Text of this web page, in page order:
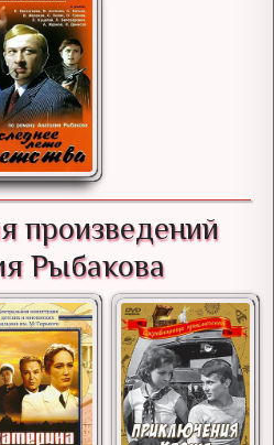
произведений
Рыбакова